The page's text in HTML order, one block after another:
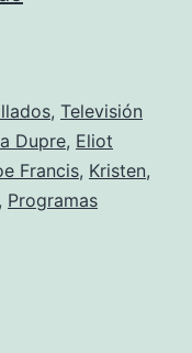
millón
(de
dolares)
, Televisión
Dupre, Eliot
Francis, Kristen,
, Programas